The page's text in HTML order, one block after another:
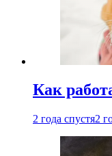
Как
2 года спустя2